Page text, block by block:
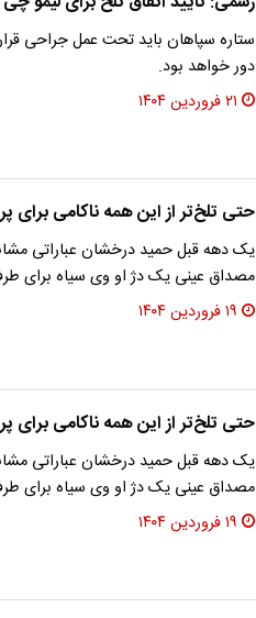
دور خواهد بود.
۲۱ فروردین ۱۴۰۴
حتی تلخ‌تر از این همه ناکامی برای
یک دهه قبل حمید درخشان عباراتی
مصداق عینی یک دژ او وی سیاه برای
۱۹ فروردین ۱۴۰۴
حتی تلخ‌تر از این همه ناکامی برای
یک دهه قبل حمید درخشان عباراتی
مصداق عینی یک دژ او وی سیاه برای
۱۹ فروردین ۱۴۰۴